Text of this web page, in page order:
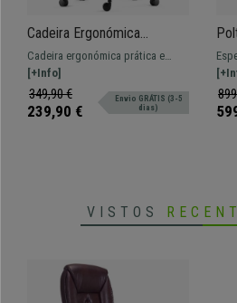
Cadeira Ergonómica
INDIANA, em Pano, Creme,
com Braços Ajustáveis
Cadeira ergonómica prática e
funcional, confortável com
almofadado espesso. Modelo
forrado em tecido de qualidade.
[+Info]
349,90 €
239,90 €
Envio GRÁTIS (3-5
dias)
VISTOS